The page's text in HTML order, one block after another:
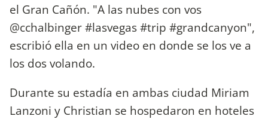
el Gran Cañón. "A las nubes con vos
@cchalbinger #lasvegas #trip #grandcanyon",
escribió ella en un video en donde se los ve a
los dos volando.
Durante su estadía en ambas ciudad Miriam
Lanzoni y Christian se hospedaron en hoteles